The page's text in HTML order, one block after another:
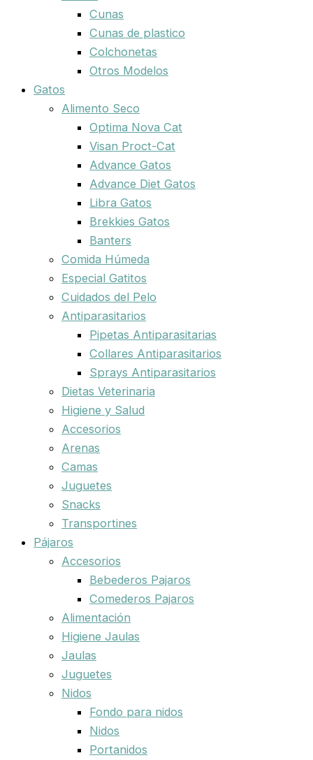
Cunas
Cunas de plastico
Colchonetas
Otros Modelos
Gatos
Alimento Seco
Optima Nova Cat
Visan Proct-Cat
Advance Gatos
Advance Diet Gatos
Libra Gatos
Brekkies Gatos
Banters
Comida Húmeda
Especial Gatitos
Cuidados del Pelo
Antiparasitarios
Pipetas Antiparasitarias
Collares Antiparasitarios
Sprays Antiparasitarios
Dietas Veterinaria
Higiene y Salud
Accesorios
Arenas
Camas
Juguetes
Snacks
Transportines
Pájaros
Accesorios
Bebederos Pajaros
Comederos Pajaros
Alimentación
Higiene Jaulas
Jaulas
Juguetes
Nidos
Fondo para nidos
Nidos
Portanidos